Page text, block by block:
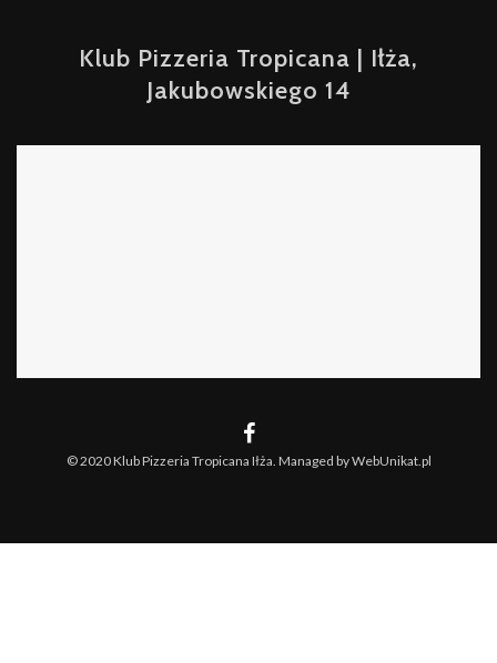
Klub Pizzeria Tropicana | Iłża,
Jakubowskiego 14
© 2020 Klub Pizzeria Tropicana Iłża. Managed by WebUnikat.pl